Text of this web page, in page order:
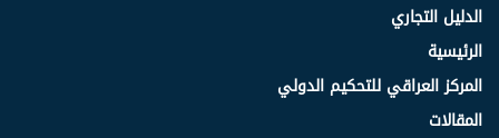
الدليل التجاري
الرئيسية
المركز العراقي للتحكيم الدولي
المقالات